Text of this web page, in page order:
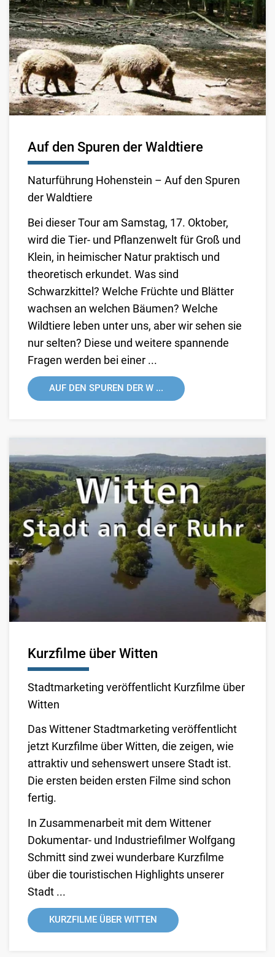
Auf den Spuren der Waldtiere
Naturführung Hohenstein – Auf den Spuren
der Waldtiere
Bei dieser Tour am Samstag, 17. Oktober,
wird die Tier- und Pflanzenwelt für Groß und
Klein, in heimischer Natur praktisch und
theoretisch erkundet. Was sind
Schwarzkittel? Welche Früchte und Blätter
wachsen an welchen Bäumen? Welche
Wildtiere leben unter uns, aber wir sehen sie
nur selten? Diese und weitere spannende
Fragen werden bei einer ...
AUF DEN SPUREN DER W ...
Kurzfilme über Witten
Stadtmarketing veröffentlicht Kurzfilme über
Witten
Das Wittener Stadtmarketing veröffentlicht
jetzt Kurzfilme über Witten, die zeigen, wie
attraktiv und sehenswert unsere Stadt ist.
Die ersten beiden ersten Filme sind schon
fertig.
In Zusammenarbeit mit dem Wittener
Dokumentar- und Industriefilmer Wolfgang
Schmitt sind zwei wunderbare Kurzfilme
über die touristischen Highlights unserer
Stadt ...
KURZFILME ÜBER WITTEN